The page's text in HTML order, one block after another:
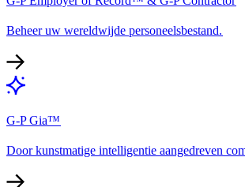
Beheer uw wereldwijde personeelsbestand.​​
G-P Gia™​​
Door kunstmatige intelligentie aangedreven